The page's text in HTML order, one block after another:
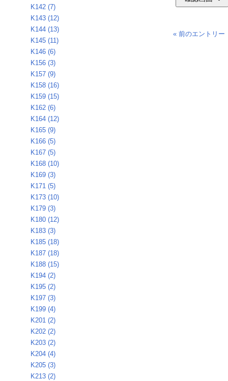
« 前のエントリー
K142 (7)
K143 (12)
K144 (13)
K145 (11)
K146 (6)
K156 (3)
K157 (9)
K158 (16)
K159 (15)
K162 (6)
K164 (12)
K165 (9)
K166 (5)
K167 (5)
K168 (10)
K169 (3)
K171 (5)
K173 (10)
K179 (3)
K180 (12)
K183 (3)
K185 (18)
K187 (18)
K188 (15)
K194 (2)
K195 (2)
K197 (3)
K199 (4)
K201 (2)
K202 (2)
K203 (2)
K204 (4)
K205 (3)
K213 (2)